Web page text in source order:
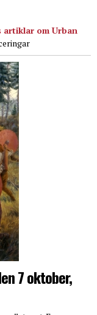
artiklar om Urban
7 oktober,